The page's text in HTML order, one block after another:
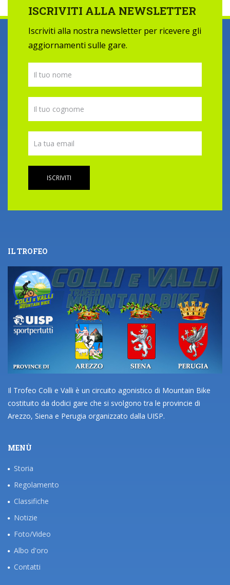
ISCRIVITI ALLA NEWSLETTER
Iscriviti alla nostra newsletter per ricevere gli
aggiornamenti sulle gare.
ISCRIVITI
IL TROFEO
Il Trofeo Colli e Valli è un circuito agonistico di Mountain Bike
costituito da dodici gare che si svolgono tra le provincie di
Arezzo, Siena e Perugia organizzato dalla UISP.
MENÙ
Storia
Regolamento
Classifiche
Notizie
Foto/Video
Albo d'oro
Contatti